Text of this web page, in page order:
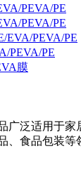
PEVA/PE
PEVA/PE
EVA/PEVA/PE
PEVA/PE
膜
广泛适用于家
、食品包装等